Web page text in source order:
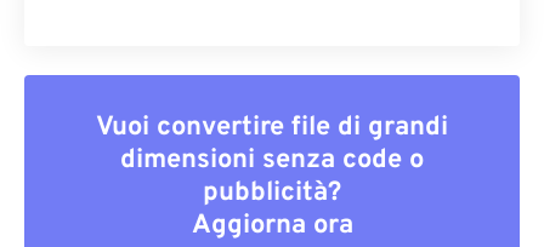
Vuoi convertire file di grandi
dimensioni senza code o
pubblicità?
Aggiorna ora